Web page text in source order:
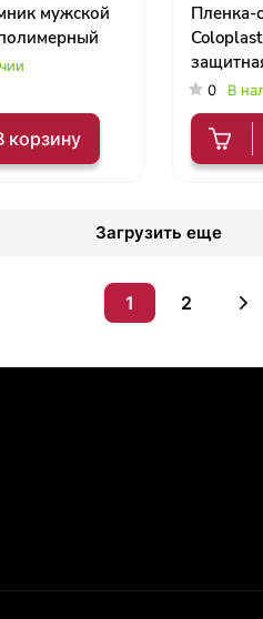
мужской
корзину
Пленка-
0 В
Загрузить еще
1 2